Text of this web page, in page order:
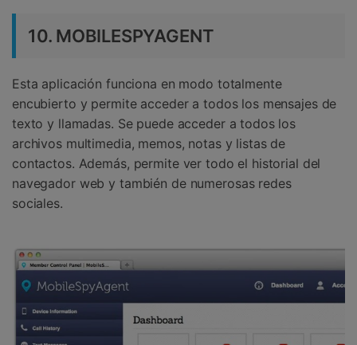
10. MOBILESPYAGENT
Esta aplicación funciona en modo totalmente
encubierto y permite acceder a todos los mensajes de
texto y llamadas. Se puede acceder a todos los
archivos multimedia, memos, notas y listas de
contactos. Además, permite ver todo el historial del
navegador web y también de numerosas redes
sociales.